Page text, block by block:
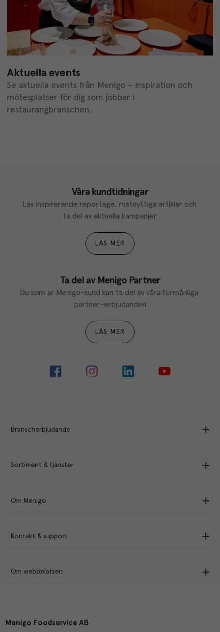
Aktuella events
Se aktuella events från Menigo – inspiration och
mötesplatser för dig som jobbar i
restaurangbranschen.
Våra kundtidningar
Läs inspirerande reportage, matnyttiga artiklar och
ta del av aktuella kampanjer.
LÄS MER
Ta del av Menigo Partner
Du som är Menigo-kund kan ta del av våra förmånliga
partner-erbjudanden
LÄS MER
Branscherbjudande
Sortiment & tjänster
Om Menigo
Kontakt & support
Om webbplatsen
Menigo Foodservice AB